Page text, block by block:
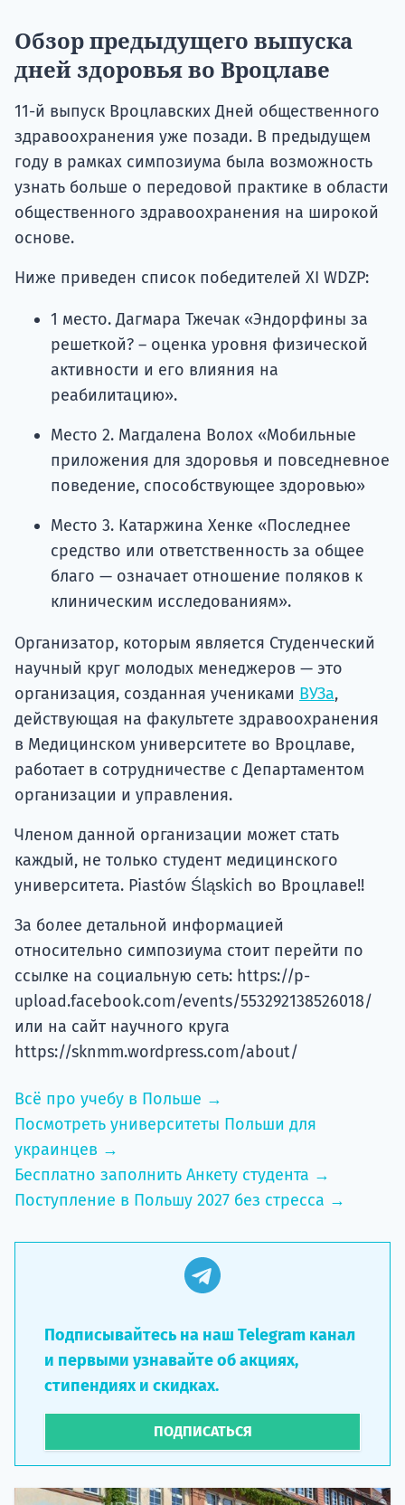
Обзор предыдущего выпуска
дней здоровья во Вроцлаве
11-й выпуск Вроцлавских Дней общественного
здравоохранения уже позади. В предыдущем
году в рамках симпозиума была возможность
узнать больше о передовой практике в области
общественного здравоохранения на широкой
основе.
Ниже приведен список победителей XI WDZP:
1 место. Дагмара Тжечак «Эндорфины за
решеткой? – оценка уровня физической
активности и его влияния на
реабилитацию».
Место 2. Магдалена Волох «Мобильные
приложения для здоровья и повседневное
поведение, способствующее здоровью»
Место 3. Катаржина Хенке «Последнее
средство или ответственность за общее
благо — означает отношение поляков к
клиническим исследованиям».
Организатор, которым является Студенческий
научный круг молодых менеджеров — это
организация, созданная учениками ВУЗа,
действующая на факультете здравоохранения
в Медицинском университете во Вроцлаве,
работает в сотрудничестве с Департаментом
организации и управления.
Членом данной организации может стать
каждый, не только студент медицинского
университета. Piastów Śląskich во Вроцлаве!!
За более детальной информацией
относительно симпозиума стоит перейти по
ссылке на социальную сеть: https://p-
upload.facebook.com/events/553292138526018/
или на сайт научного круга
https://sknmm.wordpress.com/about/
Всё про учебу в Польше →
Посмотреть университеты Польши для
украинцев →
Бесплатно заполнить Анкету студента →
Поступление в Польшу 2027 без стресса →
Подписывайтесь на наш Telegram канал
и первыми узнавайте об акциях,
стипендиях и скидках.
ПОДПИСАТЬСЯ